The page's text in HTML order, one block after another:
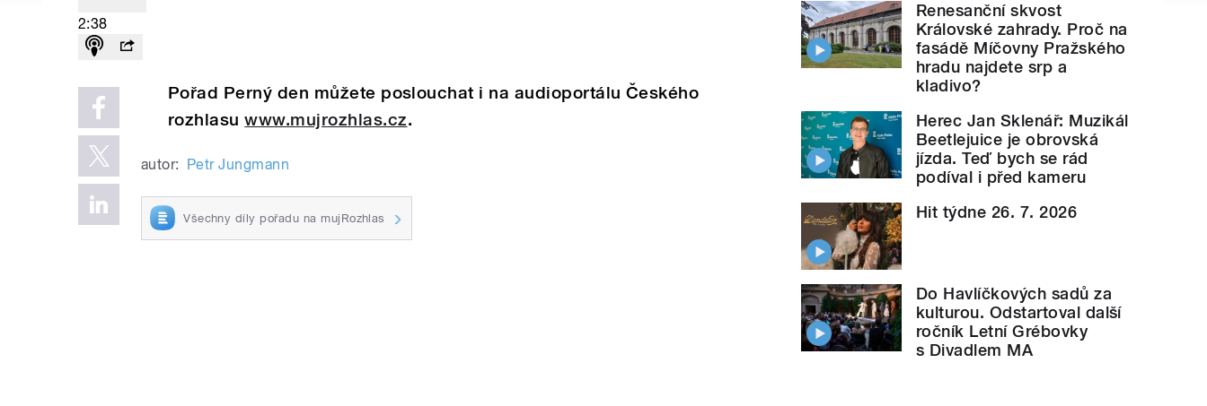
2:38
Pořad Perný den můžete poslouchat i na audioportálu Českého
rozhlasuwww.mujrozhlas.cz.
autor: Petr Jungmann
Všechny díly pořadu na mujRozhlas
Renesanční skvost
Královské zahrady. Proč na
fasádě Míčovny Pražského
hradu najdete srp a
kladivo?
Herec Jan Sklenář: Muzikál
Beetlejuice je obrovská
jízda. Teď bych se rád
podíval i před kameru
Hit týdne 26. 7. 2026
Do Havlíčkových sadů za
kulturou. Odstartoval další
ročník Letní Grébovky
s Divadlem MA